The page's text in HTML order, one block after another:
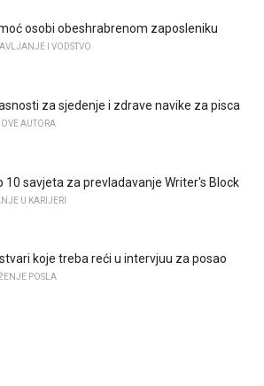
osobi obeshrabrenom zaposleniku
I VODSTVO
za sjedenje i zdrave navike za pisca
AUTORA
10 savjeta za prevladavanje Writer's Block
U KARIJERI
koje treba reći u intervjuu za posao
POSLA